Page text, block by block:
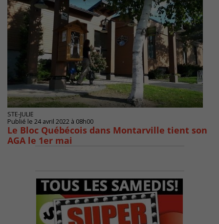
STE-JULIE
Publié le 24 avril 2022 à 08h00
Le Bloc Québécois dans Montarville tient son
AGA le 1er mai